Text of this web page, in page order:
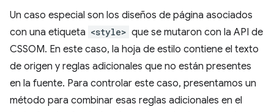
Un caso especial son los diseños de página asociados
con una etiqueta <style> que se mutaron con la API de
CSSOM. En este caso, la hoja de estilo contiene el texto
de origen y reglas adicionales que no están presentes
en la fuente. Para controlar este caso, presentamos un
método para combinar esas reglas adicionales en el